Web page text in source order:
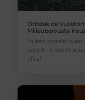
Ontdek de Vuilstort
Milieubewuste
In een wereld
wordt, is het
afval